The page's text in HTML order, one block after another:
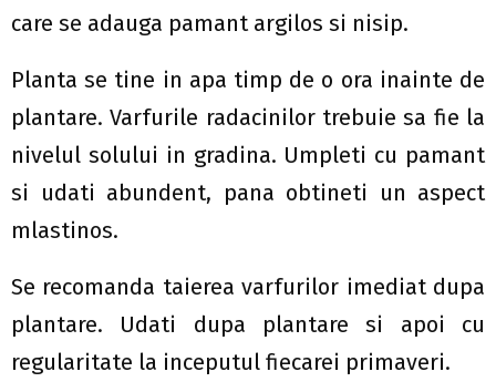
care se adauga pamant argilos si nisip.
Planta se tine in apa timp de o ora inainte de
plantare. Varfurile radacinilor trebuie sa fie la
nivelul solului in gradina. Umpleti cu pamant
si udati abundent, pana obtineti un aspect
mlastinos.
Se recomanda taierea varfurilor imediat dupa
plantare. Udati dupa plantare si apoi cu
regularitate la inceputul fiecarei primaveri.